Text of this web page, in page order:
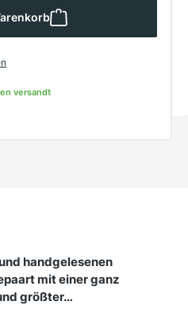
versandt
handgelesenen
mit einer ganz
größter…